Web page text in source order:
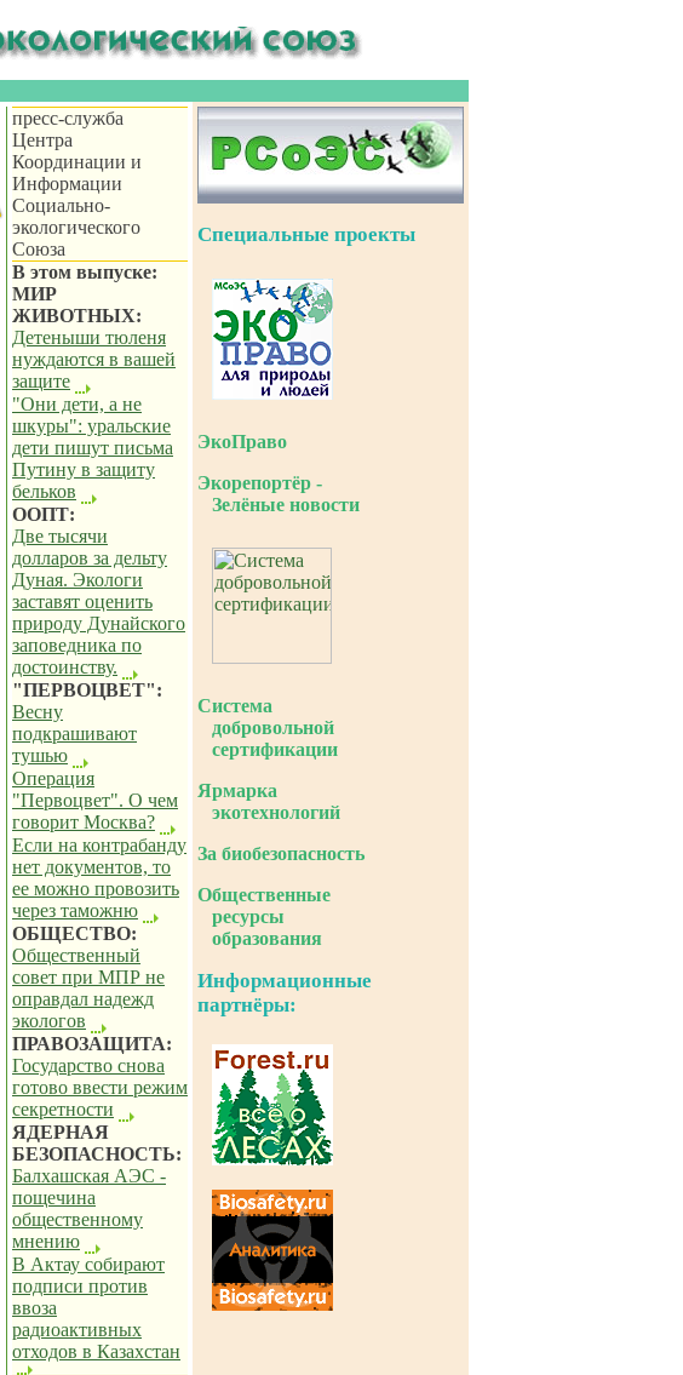
пресс-служба
Центра
Координации и
Информации
Социально-
экологического
Союза
В этом выпуске:
МИР
ЖИВОТНЫХ:
Детеныши тюленя
нуждаются в вашей
защите
"Они дети, а не
шкуры": уральские
дети пишут письма
Путину в защиту
бельков
ООПТ:
Две тысячи
долларов за дельту
Дуная. Экологи
заставят оценить
природу Дунайского
заповедника по
достоинству.
"ПЕРВОЦВЕТ":
Весну
подкрашивают
тушью
Операция
"Первоцвет". О чем
говорит Москва?
Если на контрабанду
нет документов, то
ее можно провозить
через таможню
ОБЩЕСТВО:
Общественный
совет при МПР не
оправдал надежд
экологов
ПРАВОЗАЩИТА:
Государство снова
готово ввести режим
секретности
ЯДЕРНАЯ
БЕЗОПАСНОСТЬ:
Балхашская АЭС -
пощечина
общественному
мнению
В Актау собирают
подписи против
ввоза
радиоактивных
отходов в Казахстан
Специальные проекты
ЭкоПраво
Экорепортёр -
Зелёные новости
Система
добровольной
сертификации
Ярмарка
экотехнологий
За биобезопасность
Общественные
ресурсы
образования
Информационные
партнёры: